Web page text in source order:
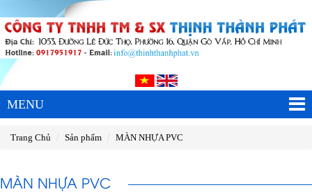
MENU
Trang Chủ Sản phẩm MÀN NHỰA PVC
MÀN NHỰA PVC